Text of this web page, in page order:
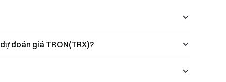
đoán giá TRON(TRX)?